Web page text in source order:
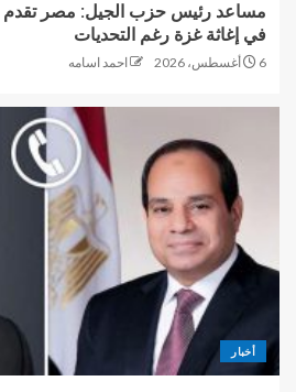
مساعد رئيس حزب الجيل: مصر تقدم
في إغاثة غزة رغم التحديات
6 أغسطس، 2026 احمد اسامه
أخبار